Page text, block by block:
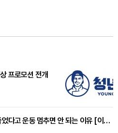
프로모션 전개
팔 들기 어려운 오십견, 통증 줄었다고 운동 멈추면 안 되는 이유 [이병욱 원장 칼럼]